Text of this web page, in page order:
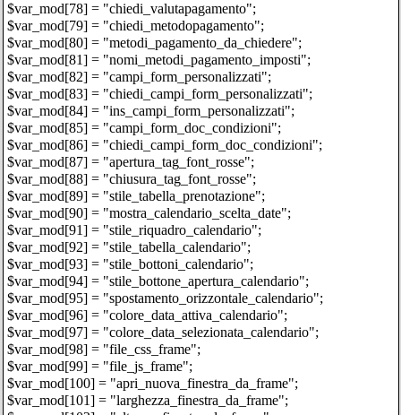
$var_mod[78] = "chiedi_valutapagamento";
$var_mod[79] = "chiedi_metodopagamento";
$var_mod[80] = "metodi_pagamento_da_chiedere";
$var_mod[81] = "nomi_metodi_pagamento_imposti";
$var_mod[82] = "campi_form_personalizzati";
$var_mod[83] = "chiedi_campi_form_personalizzati";
$var_mod[84] = "ins_campi_form_personalizzati";
$var_mod[85] = "campi_form_doc_condizioni";
$var_mod[86] = "chiedi_campi_form_doc_condizioni";
$var_mod[87] = "apertura_tag_font_rosse";
$var_mod[88] = "chiusura_tag_font_rosse";
$var_mod[89] = "stile_tabella_prenotazione";
$var_mod[90] = "mostra_calendario_scelta_date";
$var_mod[91] = "stile_riquadro_calendario";
$var_mod[92] = "stile_tabella_calendario";
$var_mod[93] = "stile_bottoni_calendario";
$var_mod[94] = "stile_bottone_apertura_calendario";
$var_mod[95] = "spostamento_orizzontale_calendario";
$var_mod[96] = "colore_data_attiva_calendario";
$var_mod[97] = "colore_data_selezionata_calendario";
$var_mod[98] = "file_css_frame";
$var_mod[99] = "file_js_frame";
$var_mod[100] = "apri_nuova_finestra_da_frame";
$var_mod[101] = "larghezza_finestra_da_frame";